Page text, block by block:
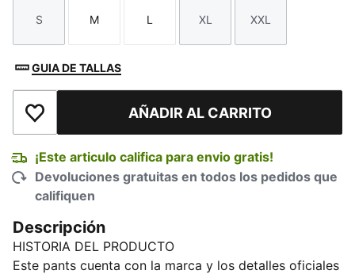
Talla
S
Talla
M
Talla
L
Talla
XL
Talla
XXL
GUIA DE TALLAS
Añadir a la lista de deseosAÑADIR AL CARRITO
¡Este articulo califica para envio gratis!
Devoluciones gratuitas en todos los pedidos que
califiquen
Descripción
HISTORIA DEL PRODUCTO
Este pants cuenta con la marca y los detalles oficiales